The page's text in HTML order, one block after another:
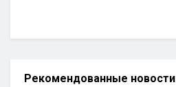
Рекомендованные новости